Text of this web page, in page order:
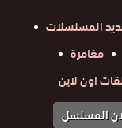
المسلسلات
مغامرة
اون لاين
المسلسل